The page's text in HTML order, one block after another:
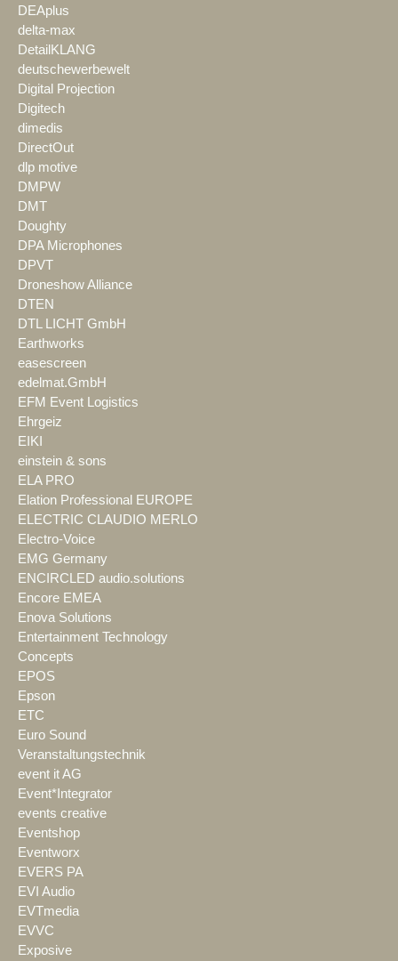
DEAplus
delta-max
DetailKLANG
deutschewerbewelt
Digital Projection
Digitech
dimedis
DirectOut
dlp motive
DMPW
DMT
Doughty
DPA Microphones
DPVT
Droneshow Alliance
DTEN
DTL LICHT GmbH
Earthworks
easescreen
edelmat.GmbH
EFM Event Logistics
Ehrgeiz
EIKI
einstein & sons
ELA PRO
Elation Professional EUROPE
ELECTRIC CLAUDIO MERLO
Electro-Voice
EMG Germany
ENCIRCLED audio.solutions
Encore EMEA
Enova Solutions
Entertainment Technology
Concepts
EPOS
Epson
ETC
Euro Sound
Veranstaltungstechnik
event it AG
Event*Integrator
events creative
Eventshop
Eventworx
EVERS PA
EVI Audio
EVTmedia
EVVC
Exposive